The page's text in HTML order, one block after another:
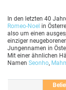
In den letzten 40
Romeo-Noel in
also um einen
einziger
Jungennamen in
Mit einer ähnlichen
Namen Seonho,